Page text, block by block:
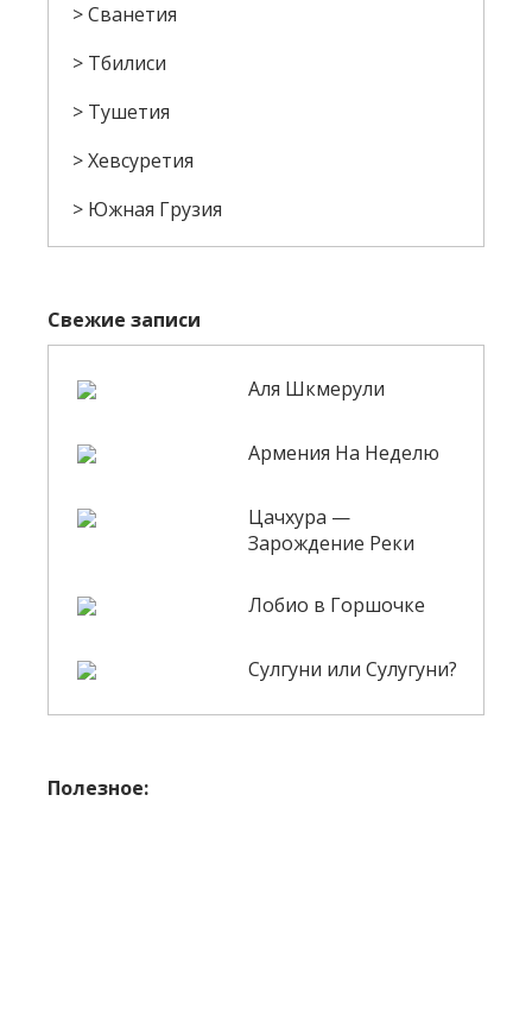
Сванетия
Тбилиси
Тушетия
Хевсуретия
Южная Грузия
Свежие записи
Аля Шкмерули
Армения На Неделю
Цачхура —
Зарождение Реки
Лобио в Горшочке
Сулгуни или Сулугуни?
Полезное: